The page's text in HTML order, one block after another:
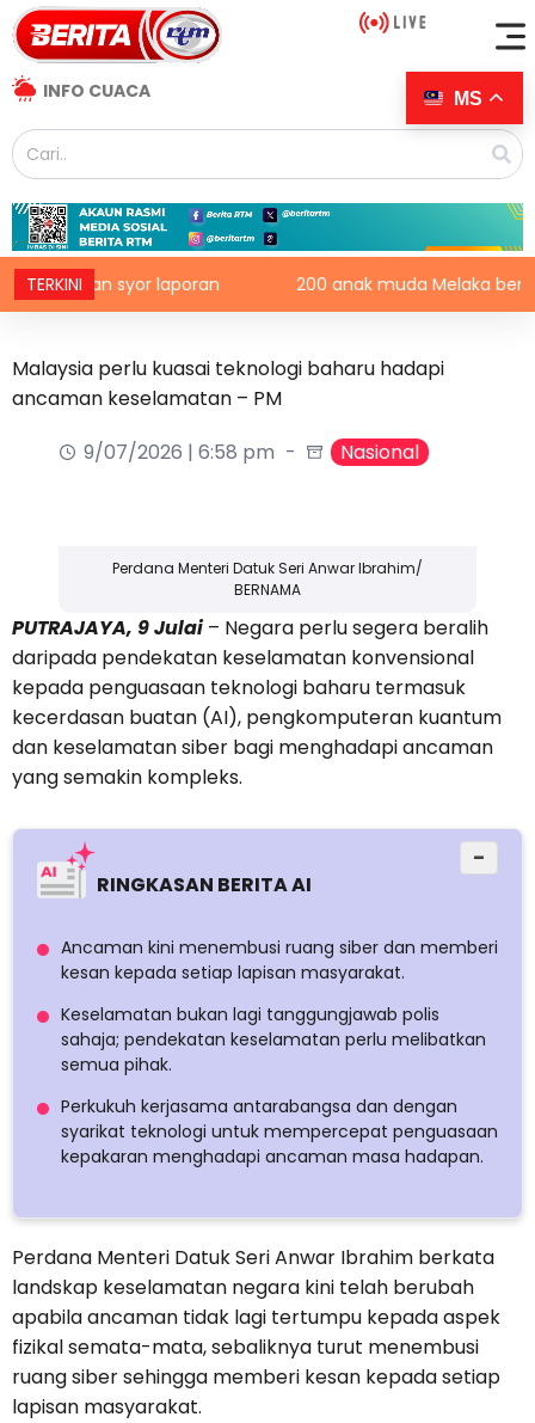
INFO CUACA
TERKINI
dan syor laporan 200 anak muda Melaka
Malaysia perlu kuasai teknologi baharu hadapi
ancaman keselamatan – PM
9/07/2026 | 6:58 pm
Nasional
Perdana Menteri Datuk Seri Anwar Ibrahim/
BERNAMA
PUTRAJAYA, 9 Julai– Negara perlu segera beralih
daripada pendekatan keselamatan konvensional
kepada penguasaan teknologi baharu termasuk
kecerdasan buatan (AI), pengkomputeran kuantum
dan keselamatan siber bagi menghadapi ancaman
yang semakin kompleks.
RINGKASAN BERITA AI
−
Ancaman kini menembusi ruang siber dan memberi
kesan kepada setiap lapisan masyarakat.
Keselamatan bukan lagi tanggungjawab polis
sahaja; pendekatan keselamatan perlu melibatkan
semua pihak.
Perkukuh kerjasama antarabangsa dan dengan
syarikat teknologi untuk mempercepat penguasaan
kepakaran menghadapi ancaman masa hadapan.
Perdana Menteri Datuk Seri Anwar Ibrahim berkata
landskap keselamatan negara kini telah berubah
apabila ancaman tidak lagi tertumpu kepada aspek
fizikal semata-mata, sebaliknya turut menembusi
ruang siber sehingga memberi kesan kepada setiap
lapisan masyarakat.
MS